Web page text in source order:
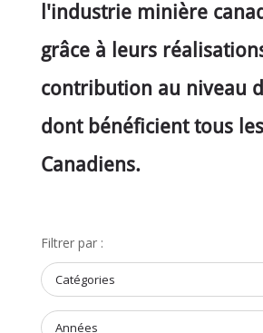
l'industrie minière
grâce à leurs
contribution au niveau
dont bénéficient tous les
Canadiens.
Filtrer par :
Catégories
Années